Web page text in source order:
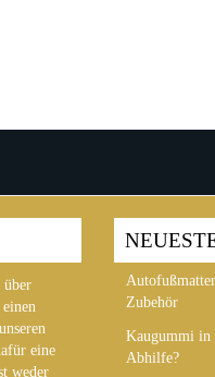
über
eine
weder
Zubehör
Kaugummi in
Abhilfe?